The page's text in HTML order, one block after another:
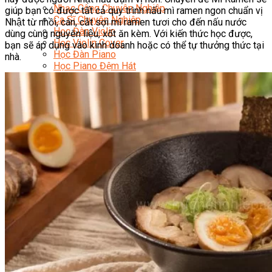
Nhạc Công Chuyên Nghiệp
Ca Sĩ Chuyên Nghiệp
Học Đàn Violin
Học Violin Cover
Học Đàn Piano
Học Piano Đệm Hát
Học Piano Trẻ Em
Học Đàn Guitar
Học Guitar Đệm Hát
Học Electric Guitar (Guitar Điện)
Học Electric Guitar Cover
Học Keyboard
Học Đánh Trống Jazz
Học Thanh Nhạc
Học Thanh Nhạc Trẻ Em
Học Hát Hay Như Thần Tượng
Học K-POP Dance
Học Nhảy Hiện Đại
Chuyên Đề Tiktok Dance
Kỹ Thuật – Công Nghệ
Kỹ Thuật Viên Điện – Nước – Điện Lạnh Dân Dụng
Kỹ Thuật Viên Điện Lạnh Ô Tô
Kỹ Thuật Viên Điện – Điện Tử Ô Tô Cơ Bản
giúp bạn có được tất cả quy trình nấu mì ramen ngon chuẩn vị
Nhật từ nhồi, cán, cắt sợi mì ramen tươi cho đến nấu nước
dùng cùng nguyên liệu, xốt ăn kèm. Với kiến thức học được,
bạn sẽ áp dụng vào kinh doanh hoặc có thể tự thưởng thức tại
nhà.